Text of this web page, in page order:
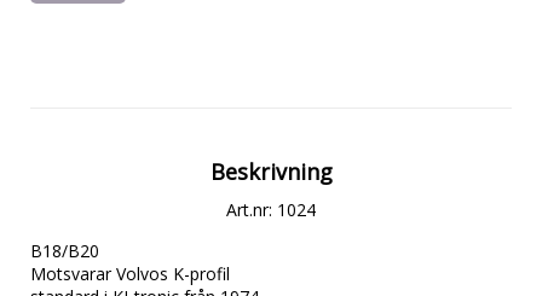
Beskrivning
Art.nr: 1024
B18/B20
Motsvarar Volvos K-profil